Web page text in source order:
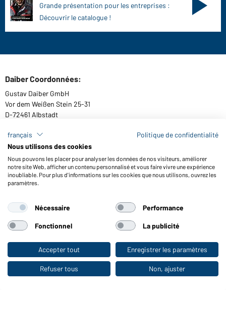
Vers la boutique pour particuliers
Grande présentation pour les entreprises :
Découvrir le catalogue !
Daiber Coordonnées:
Gustav Daiber GmbH
Vor dem Weißen Stein 25-31
D-72461 Albstadt
Télécharger ou commander catalogues
Lien aux catalogues
Conditions générales
Mentions légales
Protection des données
Paramètre de cookies
Accessibilité
© 2026 Daiber
français
Politique de confidentialité
Nous utilisons des cookies
Nous pouvons les placer pour analyser les données de nos visiteurs, améliorer
notre site Web, afficher un contenu personnalisé et vous faire vivre une expérience
inoubliable. Pour plus d'informations sur les cookies que nous utilisons, ouvrez les
paramètres.
Nécessaire Performance
Fonctionnel La publicité
Accepter tout Enregistrer les paramètres
Refuser tous Non, ajuster